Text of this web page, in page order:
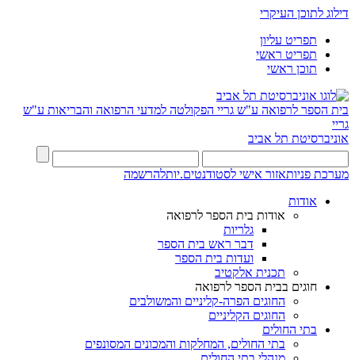
דילוג לתוכן העיקרי
תפריט עליון
תפריט ראשי
תוכן ראשי
בית הספר לרפואה ע"ש גריי הפקולטה למדעי הרפואה והבריאות ע"ש
גריי
אוניברסיטת תל אביב
מערכת פניותאזור אישי לסטודנטים.יותלהרשמה
אודות
אודות בית הספר לרפואה
גלריות
דבר ראש בית הספר
ועדות בית הספר
תכנית אלקטיב
חוגים בבית הספר לרפואה
החוגים הפרה-קליניים והמשולבים
החוגים הקליניים
בתי החולים
בתי החולים, המחלקות והמכונים המסונפים